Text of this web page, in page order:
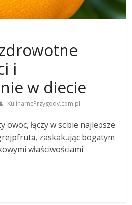
i
w diecie
KulinarnePrzygody.com.pl
owoc, łączy w sobie najlepsze
zaskakując bogatym
właściwościami